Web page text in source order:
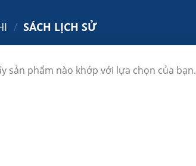
/ SÁCH LỊCH SỬ
sản phẩm nào khớp với lựa chọn của bạn.